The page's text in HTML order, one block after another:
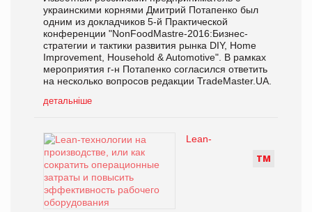
украинскими корнями Дмитрий Потапенко был
одним из докладчиков 5-й Практической
конференции "NonFoodMastre-2016:Бизнес-
стратегии и тактики развития рынка DIY, Home
Improvement, Household & Automotive". В рамках
мероприятия г-н Потапенко согласился ответить
на несколько вопросов редакции TradeMaster.UA.
детальніше
ТМ
Lean-